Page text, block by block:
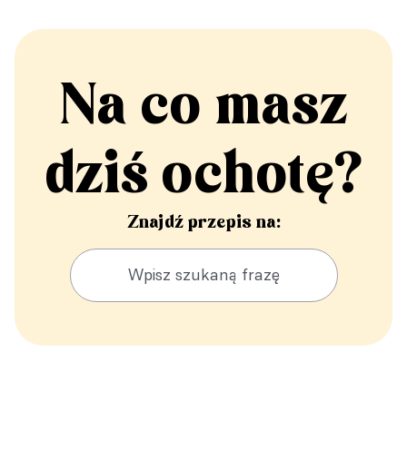
Na co masz
dziś ochotę?
Znajdź przepis na: